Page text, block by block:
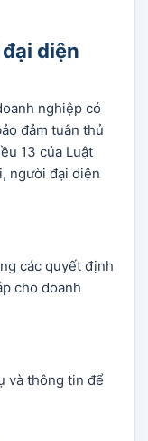
diện
nghiệp có
đảm tuân thủ
13 của Luật
người đại diện
các quyết định
cho doanh
và thông tin để